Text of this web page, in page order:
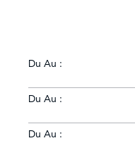
Du Au :
Du Au :
Du Au :